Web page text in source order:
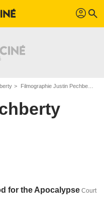
profil search
Filmographie Justin Pechberty
for the Apocalypse Court